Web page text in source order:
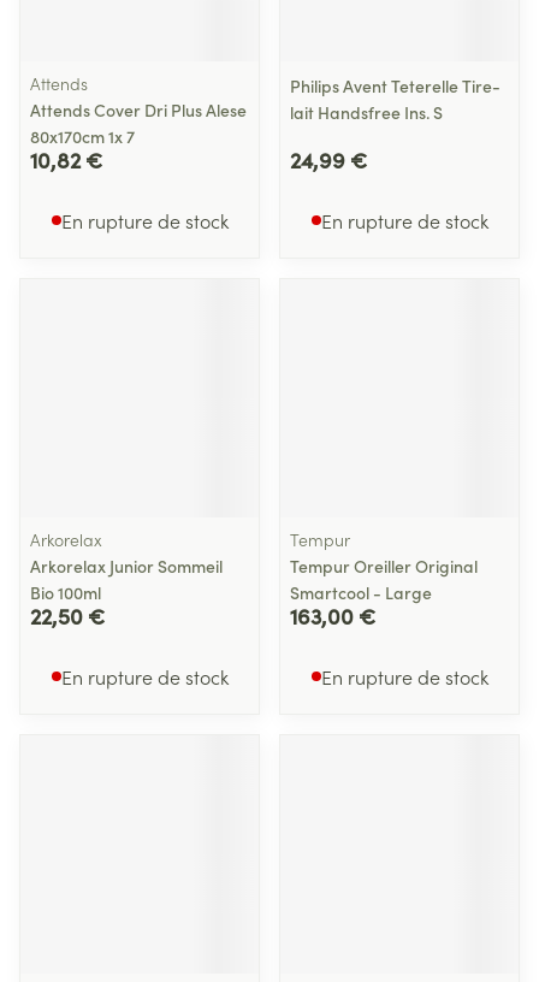
Attends
Attends Cover Dri Plus Alese
80x170cm 1x 7
10,82 €
En rupture de stock
Philips Avent Teterelle Tire-
lait Handsfree Ins. S
24,99 €
En rupture de stock
Arkorelax
Arkorelax Junior Sommeil
Bio 100ml
22,50 €
En rupture de stock
Tempur
Tempur Oreiller Original
Smartcool - Large
163,00 €
En rupture de stock